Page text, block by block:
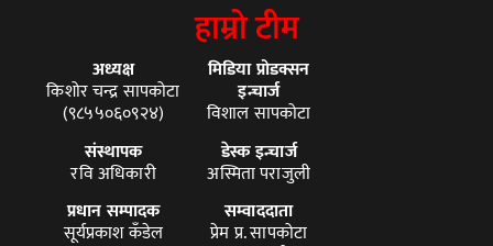
हाम्रो टीम
अध्यक्ष
किशोर चन्द्र सापकोटा
(९८५५०६०९२४)
संस्थापक
रवि अधिकारी
प्रधान सम्पादक
सूर्यप्रकाश कँडेल
मिडिया प्रोडक्सन
इन्चार्ज
विशाल सापकोटा
डेस्क इन्चार्ज
अस्मिता पराजुली
सम्वाददाता
प्रेम प्र. सापकोटा